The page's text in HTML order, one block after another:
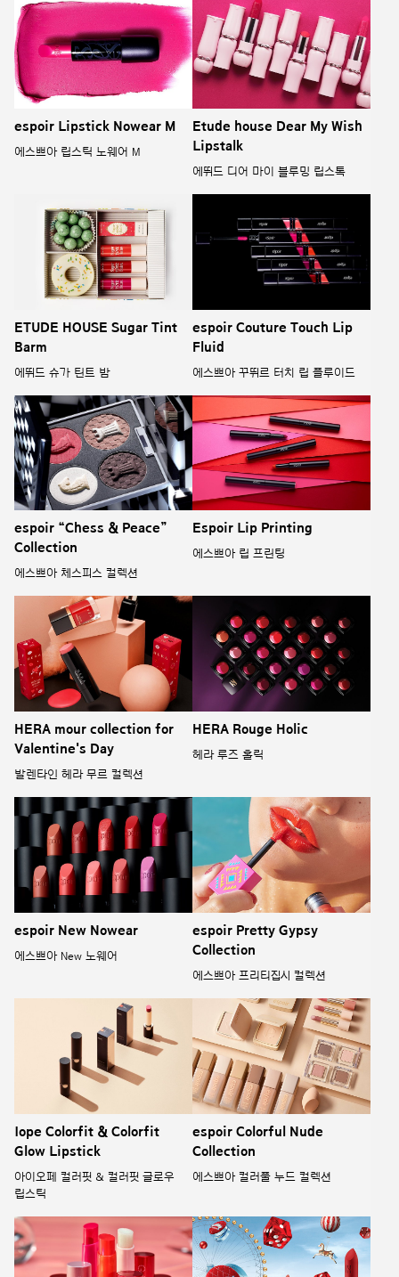
espoir Lipstick Nowear M
에스쁘아 립스틱 노웨어 M
Etude house Dear My Wish
Lipstalk
에뛰드 디어 마이 블루밍 립스톡
ETUDE HOUSE Sugar Tint
Barm
에뛰드 슈가 틴트 밤
espoir Couture Touch Lip
Fluid
에스쁘아 꾸뛰르 터치 립 플루이드
espoir “Chess & Peace”
Collection
에스쁘아 체스피스 컬렉션
Espoir Lip Printing
에스쁘아 립 프린팅
HERA mour collection for
Valentine's Day
발렌타인 헤라 무르 컬렉션
HERA Rouge Holic
헤라 루즈 홀릭
espoir New Nowear
에스쁘아 New 노웨어
espoir Pretty Gypsy
Collection
에스쁘아 프리티집시 컬렉션
Iope Colorfit & Colorfit
Glow Lipstick
아이오페 컬러핏 & 컬러핏 글로우
립스틱
espoir Colorful Nude
Collection
에스쁘아 컬러풀 누드 컬렉션